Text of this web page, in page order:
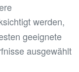
werden,
geeignete
ausgewählt